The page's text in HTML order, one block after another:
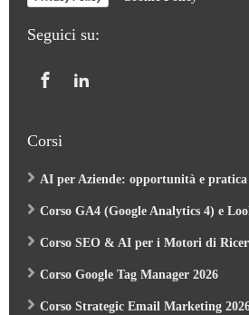
Seguici su:
Corsi
AI per Aziende: opportunità e pratica
Corso GA4 (Google Analytics 4) e
Corso SEO & AI per i Motori di
Corso Google Tag Manager 2026
Corso Strategic Email Marketing